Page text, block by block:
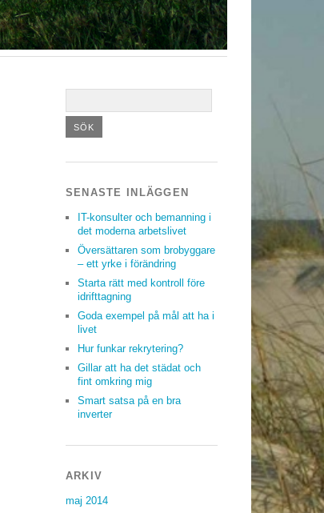
SENASTE INLÄGGEN
IT-konsulter och bemanning i
det moderna arbetslivet
Översättaren som brobyggare
– ett yrke i förändring
Starta rätt med kontroll före
idrifttagning
Goda exempel på mål att ha i
livet
Hur funkar rekrytering?
Gillar att ha det städat och
fint omkring mig
Smart satsa på en bra
inverter
ARKIV
maj 2014